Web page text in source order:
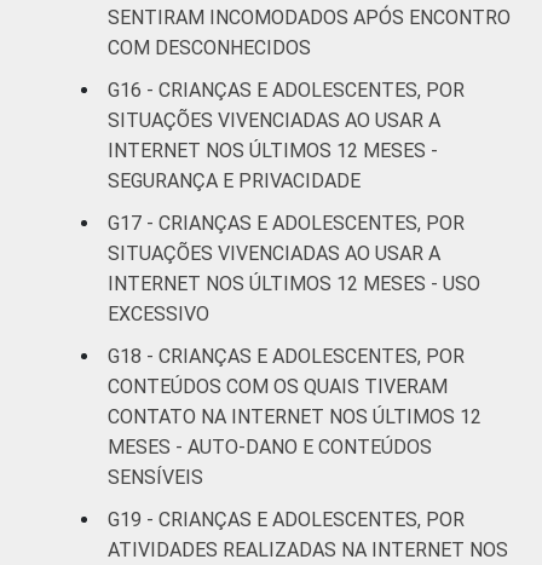
Online Brasil 2017.
¹Dados coletados
questionários de
autopreenchimento.
SENTIRAM INCOMODADOS APÓS ENCONTRO
COM DESCONHECIDOS
G16 - CRIANÇAS E ADOLESCENTES, POR
SITUAÇÕES VIVENCIADAS AO USAR A
INTERNET NOS ÚLTIMOS 12 MESES -
SEGURANÇA E PRIVACIDADE
G17 - CRIANÇAS E ADOLESCENTES, POR
SITUAÇÕES VIVENCIADAS AO USAR A
INTERNET NOS ÚLTIMOS 12 MESES - USO
EXCESSIVO
G18 - CRIANÇAS E ADOLESCENTES, POR
CONTEÚDOS COM OS QUAIS TIVERAM
CONTATO NA INTERNET NOS ÚLTIMOS 12
MESES - AUTO-DANO E CONTEÚDOS
SENSÍVEIS
G19 - CRIANÇAS E ADOLESCENTES, POR
ATIVIDADES REALIZADAS NA INTERNET NOS